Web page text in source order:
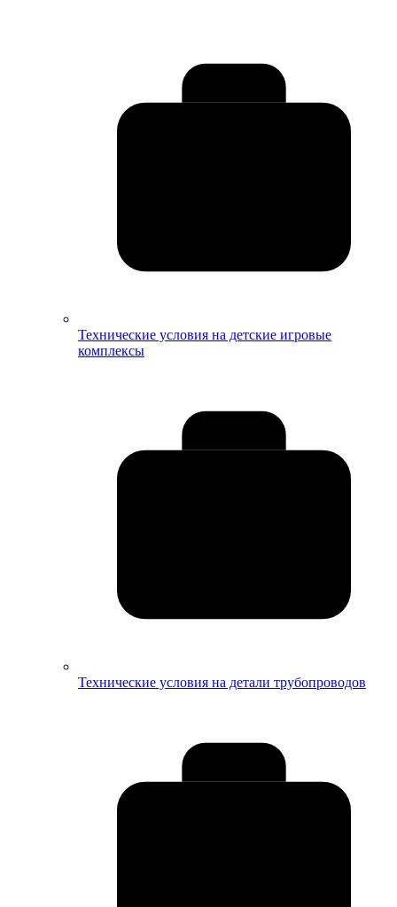
Технические условия на детские игровые
комплексы
Технические условия на детали трубопроводов